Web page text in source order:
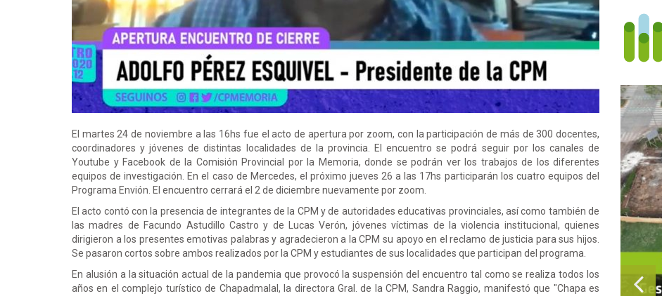
El martes 24 de noviembre a las 16hs fue el acto de apertura por zoom, con la participación de más de 300 docentes,
coordinadores y jóvenes de distintas localidades de la provincia. El encuentro se podrá seguir por los canales de
Youtube y Facebook de la Comisión Provincial por la Memoria, donde se podrán ver los trabajos de los diferentes
equipos de investigación. En el caso de Mercedes, el próximo jueves 26 a las 17hs participarán los cuatro equipos del
Programa Envión. El encuentro cerrará el 2 de diciembre nuevamente por zoom.
El acto contó con la presencia de integrantes de la CPM y de autoridades educativas provinciales, así como también de
las madres de Facundo Astudillo Castro y de Lucas Verón, jóvenes víctimas de la violencia institucional, quienes
dirigieron a los presentes emotivas palabras y agradecieron a la CPM su apoyo en el reclamo de justicia para sus hijos.
Se pasaron cortos sobre ambos realizados por la CPM y estudiantes de sus localidades que participan del programa.
En alusión a la situación actual de la pandemia que provocó la suspensión del encuentro tal como se realiza todos los
años en el complejo turístico de Chapadmalal, la directora Gral. de la CPM, Sandra Raggio, manifestó que "Chapa es